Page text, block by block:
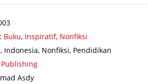
Buku, Inspiratif, Nonfiksi
, Indonesia, Nonfiksi, Pendidikan
Publishing
Asdy